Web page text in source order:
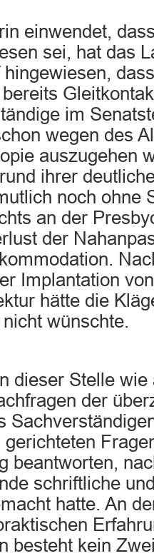
einwendet,
sei, hat das
im
wegen des
auszugehen
ihrer
noch ohne
an der
der
Implantation
hätte die
wünschte.
dieser Stelle
der
gerichteten
beantworten,
schriftliche
hatte. An
besteht kein